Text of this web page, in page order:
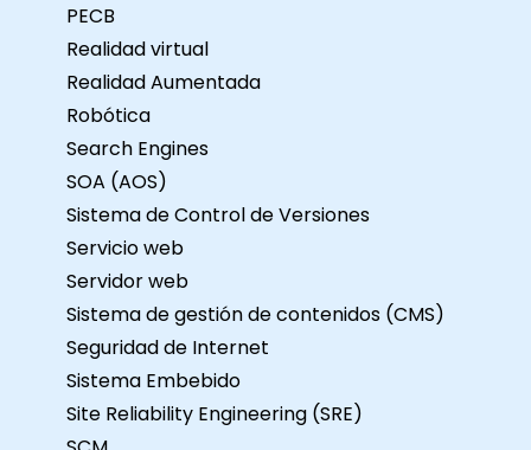
PECB
Realidad virtual
Realidad Aumentada
Robótica
Search Engines
SOA (AOS)
Sistema de Control de Versiones
Servicio web
Servidor web
Sistema de gestión de contenidos (CMS)
Seguridad de Internet
Sistema Embebido
Site Reliability Engineering (SRE)